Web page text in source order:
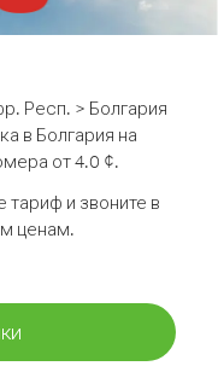
Респ. > Болгария
в Болгария на
от 4.0 ¢.
тариф и звоните в
ценам.